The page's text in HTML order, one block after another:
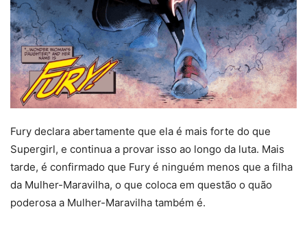
Fury declara abertamente que ela é mais forte do que
Supergirl, e continua a provar isso ao longo da luta. Mais
tarde, é confirmado que Fury é ninguém menos que a filha
da Mulher-Maravilha, o que coloca em questão o quão
poderosa a Mulher-Maravilha também é.